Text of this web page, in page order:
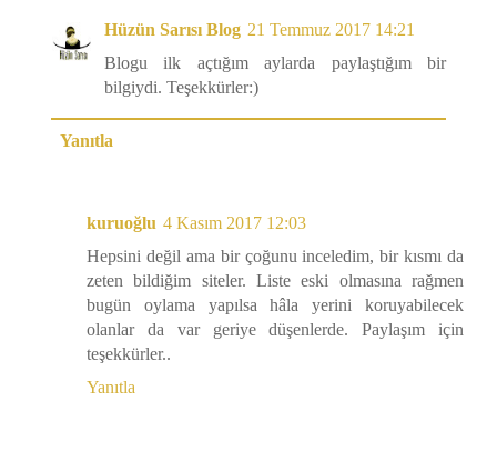
Hüzün Sarısı Blog 21 Temmuz 2017 14:21
Blogu ilk açtığım aylarda paylaştığım bir
bilgiydi. Teşekkürler:)
Yanıtla
kuruoğlu 4 Kasım 2017 12:03
Hepsini değil ama bir çoğunu inceledim, bir kısmı da
zeten bildiğim siteler. Liste eski olmasına rağmen
bugün oylama yapılsa hâla yerini koruyabilecek
olanlar da var geriye düşenlerde. Paylaşım için
teşekkürler..
Yanıtla